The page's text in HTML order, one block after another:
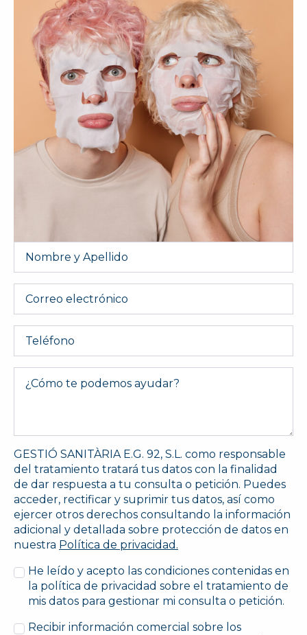
Nombre
Email
Telefono
Message
GESTIÓ SANITÀRIA E.G. 92, S.L. como responsable
del tratamiento tratará tus datos con la finalidad
de dar respuesta a tu consulta o petición. Puedes
acceder, rectificar y suprimir tus datos, así como
ejercer otros derechos consultando la información
adicional y detallada sobre protección de datos en
nuestra Política de privacidad.
He leído y acepto las condiciones contenidas en
la política de privacidad sobre el tratamiento de
mis datos para gestionar mi consulta o petición.
Recibir información comercial sobre los